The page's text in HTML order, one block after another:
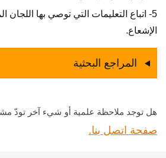
5- اتباع التعليمات التي توصي بها
الإشعاع.
المراجع البحثية
هل توجد ملاحظة علمية أو شيء آخر تودّ
صفحة اتصل بنا.